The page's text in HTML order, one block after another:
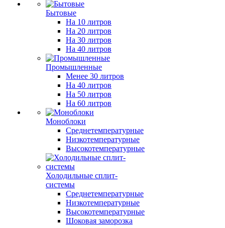
Бытовые
На 10 литров
На 20 литров
На 30 литров
На 40 литров
Промышленные
Менее 30 литров
На 40 литров
На 50 литров
На 60 литров
Моноблоки
Среднетемпературные
Низкотемпературные
Высокотемпературные
Холодильные сплит-
системы
Среднетемпературные
Низкотемпературные
Высокотемпературные
Шоковая заморозка